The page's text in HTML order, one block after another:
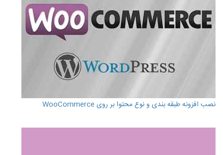
نصب افزونه طبقه بندی و نوع محتوا بر روی WooCommerce